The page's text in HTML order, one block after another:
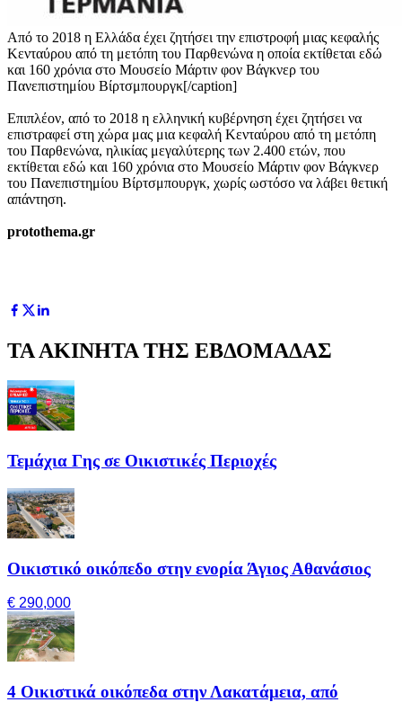
Από το 2018 η Ελλάδα έχει ζητήσει την επιστροφή μιας κεφαλής
Κενταύρου από τη μετόπη του Παρθενώνα η οποία εκτίθεται εδώ
και 160 χρόνια στο Μουσείο Μάρτιν φον Βάγκνερ του
Πανεπιστημίου Βίρτσμπουργκ[/caption]
Επιπλέον, από το 2018 η ελληνική κυβέρνηση έχει ζητήσει να
επιστραφεί στη χώρα μας μια κεφαλή Κενταύρου από τη μετόπη
του Παρθενώνα, ηλικίας μεγαλύτερης των 2.400 ετών, που
εκτίθεται εδώ και 160 χρόνια στο Μουσείο Μάρτιν φον Βάγκνερ
του Πανεπιστημίου Βίρτσμπουργκ, χωρίς ωστόσο να λάβει θετική
απάντηση.
protothema.gr
ΤΑ ΑΚΙΝΗΤΑ ΤΗΣ ΕΒΔΟΜΑΔΑΣ
Τεμάχια Γης σε Οικιστικές Περιοχές
Οικιστικό οικόπεδο στην ενορία Άγιος Αθανάσιος
€ 290,000
4 Οικιστικά οικόπεδα στην Λακατάμεια, από